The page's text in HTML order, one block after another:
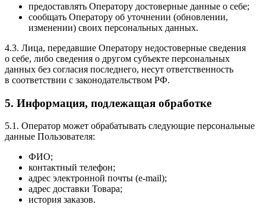
предоставлять Оператору достоверные данные о себе;
сообщать Оператору об уточнении (обновлении,
изменении) своих персональных данных.
4.3. Лица, передавшие Оператору недостоверные сведения
о себе, либо сведения о другом субъекте персональных
данных без согласия последнего, несут ответственность
в соответствии с законодательством РФ.
5. Информация, подлежащая обработке
5.1. Оператор может обрабатывать следующие персональные
данные Пользователя:
ФИО;
контактный телефон;
адрес электронной почты (e-mail);
адрес доставки Товара;
история заказов.